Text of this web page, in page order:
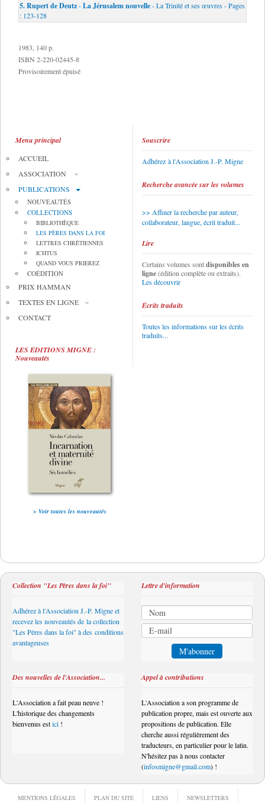
5.Rupert de Deutz-La Jérusalem nouvelle- La Trinité et ses œuvres - Pages
: 123-128
1983, 140 p.
ISBN 2-220-02445-8
Provisoirement épuisé
Menu principal
ACCUEIL
ASSOCIATION
PUBLICATIONS
NOUVEAUTÉS
COLLECTIONS
BIBLIOTHÈQUE
LES PÈRES DANS LA FOI
LETTRES CHRÉTIENNES
ICHTUS
QUAND VOUS PRIEREZ
COÉDITION
PRIX HAMMAN
TEXTES EN LIGNE
CONTACT
LES ÉDITIONS MIGNE :
Nouveautés
> Voir toutes les nouveautés
Souscrire
Adhérez à l'Association J.-P. Migne
Recherche avancée sur les volumes
Affiner la recherche par auteur,
collaborateur, langue, écrit traduit...
Lire
Certains volumes sontdisponibles en
ligne(édition complète ou extraits).
Les découvrir
Écrits traduits
Toutes les informations sur les écrits
traduits...
Collection "Les Pères dans la foi"
Adhérez à l'Association J.-P. Migne et
recevez les nouveautés de la collection
"Les Pères dans la foi" à des conditions
avantageuses
Lettre d'information
Des nouvelles de l'Association...
L'Association a fait peau neuve !
L'historique des changements
bienvenus estici !
Appel à contributions
L'Association a son programme de
publication propre, mais est ouverte aux
propositions de publication. Elle
cherche aussi régulièrement des
traducteurs, en particulier pour le latin.
N'hésitez pas à nous contacter
(infosmigne@gmail.com) !
MENTIONS LÉGALES PLAN DU SITE LIENS NEWSLETTERS